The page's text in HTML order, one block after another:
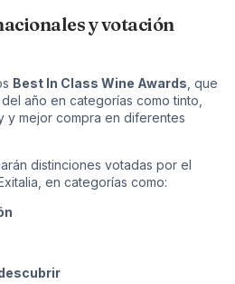
y votación
Best In Class Wine Awards , que
año en categorías como tinto,
y mejor compra en diferentes
distinciones votadas por el
en categorías como: